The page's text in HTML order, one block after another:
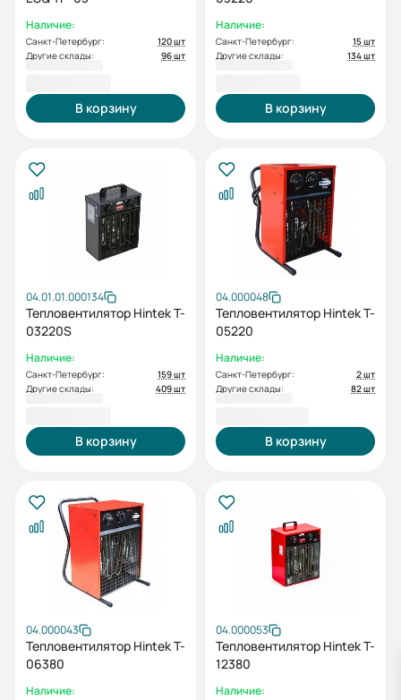
Наличие:
Санкт-Петербург:
120 шт
Другие склады:
96 шт
В корзину
Наличие:
Санкт-Петербург:
15 шт
Другие склады:
134 шт
В корзину
04.01.01.000134
Тепловентилятор Hintek T-
03220S
Наличие:
Санкт-Петербург:
159 шт
Другие склады:
409 шт
В корзину
04.000048
Тепловентилятор Hintek T-
05220
Наличие:
Санкт-Петербург:
2 шт
Другие склады:
82 шт
В корзину
04.000043
Тепловентилятор Hintek T-
06380
Наличие:
04.000053
Тепловентилятор Hintek T-
12380
Наличие: